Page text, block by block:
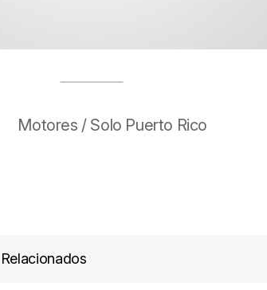
Motores / Solo Puerto Rico
Relacionados